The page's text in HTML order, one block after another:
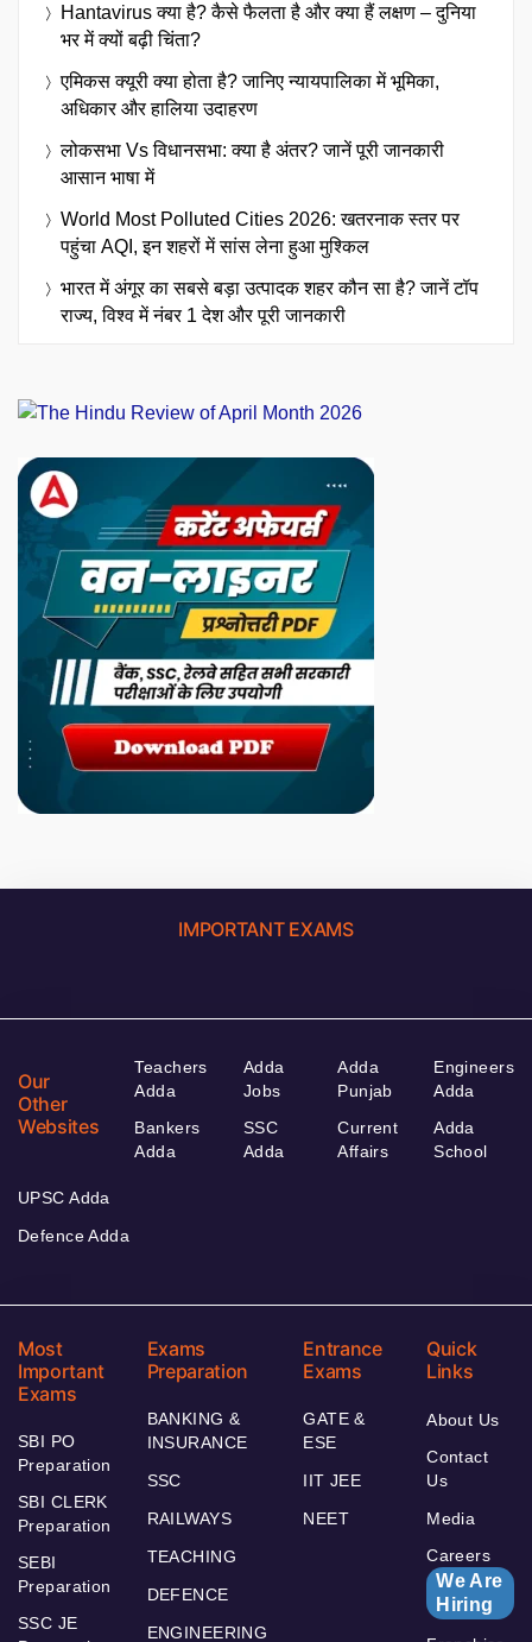
Hantavirus क्या है? कैसे फैलता है और क्या हैं लक्षण – दुनिया
भर में क्यों बढ़ी चिंता?
एमिकस क्यूरी क्या होता है? जानिए न्यायपालिका में भूमिका,
अधिकार और हालिया उदाहरण
लोकसभा Vs विधानसभा: क्या है अंतर? जानें पूरी जानकारी
आसान भाषा में
World Most Polluted Cities 2026: खतरनाक स्तर पर
पहुंचा AQI, इन शहरों में सांस लेना हुआ मुश्किल
भारत में अंगूर का सबसे बड़ा उत्पादक शहर कौन सा है? जानें टॉप
राज्य, विश्व में नंबर 1 देश और पूरी जानकारी
IMPORTANT EXAMS
Our
Other
Websites
Teachers
Adda
Bankers
Adda
Adda
Jobs
SSC
Adda
Adda
Punjab
Current
Affairs
Engineers
Adda
Adda
School
UPSC Adda
Defence Adda
Most
Important
Exams
SBI PO
Preparation
SBI CLERK
Preparation
SEBI
Preparation
SSC JE
Exams
Preparation
BANKING &
INSURANCE
SSC
RAILWAYS
TEACHING
DEFENCE
ENGINEERING
Entrance
Exams
GATE &
ESE
IIT JEE
NEET
Quick
Links
About Us
Contact
Us
Media
Careers
We Are
Hiring